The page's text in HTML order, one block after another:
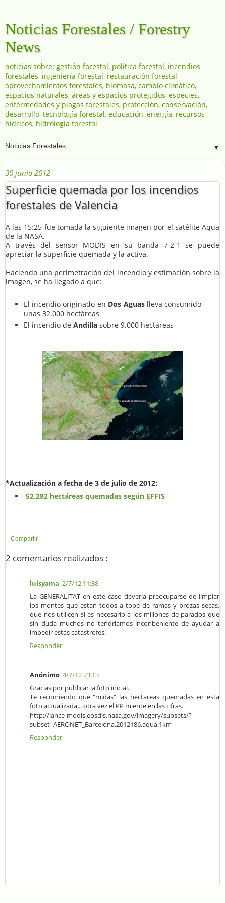
Noticias Forestales / Forestry
News
noticias sobre: gestión forestal, política forestal, incendios
forestales, ingeniería forestal, restauración forestal,
aprovechamientos forestales, biomasa, cambio climático,
espacios naturales, áreas y espacios protegidos, especies,
enfermedades y plagas forestales, protección, conservación,
desarrollo, tecnología forestal, educación, energía, recursos
hídricos, hidrología forestal
▼
30 junio 2012
Superficie quemada por los incendios
forestales de Valencia
A las 15:25 fue tomada la siguiente imagen por el satélite Aqua
de la NASA.
A través del sensor MODIS en su banda 7-2-1 se puede
apreciar la superficie quemada y la activa.
Haciendo una perimetración del incendio y estimación sobre la
imagen, se ha llegado a que:
El incendio originado en Dos Aguaslleva consumido
unas 32.000 hectáreas
El incendio de Andillasobre 9.000 hectáreas
*Actualización a fecha de 3 de julio de 2012:
52.282 hectáreas quemadas según EFFIS
Compartir
2 comentarios realizados :
luisyama 2/7/12 11:38
La GENERALITAT en este caso deveria preocuparse de limpiar
los montes que estan todos a tope de ramas y brozas secas,
que nos utilicen si es necesario a los millones de parados que
sin duda muchos no tendriamos inconbeniente de ayudar a
impedir estas catastrofes.
Responder
Anónimo 4/7/12 23:13
Gracias por publicar la foto inicial.
Te recomiendo que "midas" las hectareas quemadas en esta
foto actualizada... otra vez el PP miente en las cifras.
http://lance-modis.eosdis.nasa.gov/imagery/subsets/?
subset=AERONET_Barcelona.2012186.aqua.1km
Responder